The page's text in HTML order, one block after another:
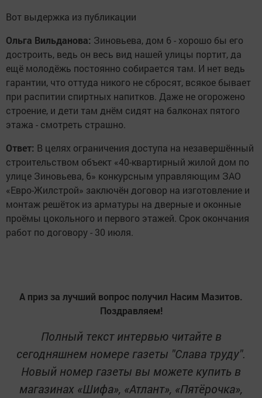
Вот выдержка из публикации
Ольга Вильданова: Зиновьева, дом 6 - хорошо бы его
достроить, ведь он весь вид нашей улицы портит, да
ещё молодёжь постоянно собирается там. И нет ведь
гарантии, что оттуда никого не сбросят, всякое бывает
при распитии спиртных напитков. Даже не огорожено
строение, и дети там днём сидят на балконах пятого
этажа - смотреть страшно.
Ответ: В целях ограничения доступа на незавершённый
строительством объект «40-квартирный жилой дом по
улице Зиновьева, 6» конкурсным управляющим ЗАО
«Евро-Жилстрой» заключён договор на изготовление и
монтаж решёток из арматуры на дверные и оконные
проёмы цокольного и первого этажей. Срок окончания
работ по договору - 30 июля.
А приз за лучший вопрос получил Насим Мазитов.
Поздравляем!
Полный текст интервью читайте в
сегодняшнем номере газеты "Слава труду".
Новый номер газеты вы можете купить в
магазинах «Шифа», «Атлант», «Пятёрочка»,